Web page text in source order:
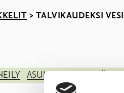
> TALVIKAUDEKSI
ASUMINEN JA